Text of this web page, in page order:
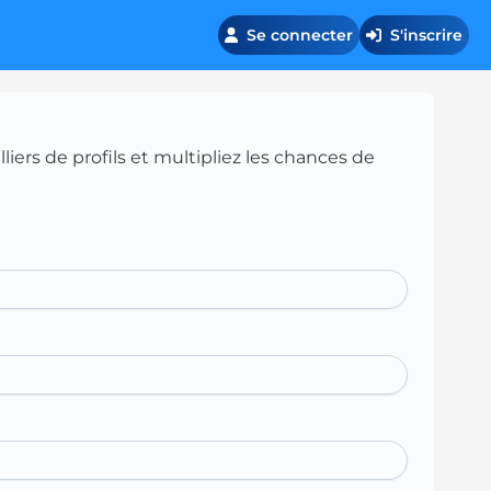
Se connecter S'inscrire
de profils et multipliez les chances de